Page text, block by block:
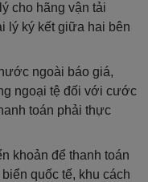
cho hãng vận tải
lý ký kết giữa hai bên
ngoài báo giá,
ngoại tệ đối với cước
toán phải thực
khoản để thanh toán
quốc tế, khu cách